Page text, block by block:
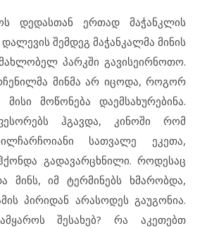
დედასთან ერთად მაჭანკლის
დალევის შემდეგ მაჭანკალმა მინის
პარკში გავისეირნოთო.
მინმა არ იცოდა, როგორ
მოწონება დაემსახურებინა.
ჰგავდა, კინოში რომ
სათვალე ეკეთა,
გადავარცხნილი. როდესაც
მინს, იმ ტერმინებს ხმარობდა,
პირიდან არასოდეს გაუგონია.
შესახებ? რა აკეთებთ